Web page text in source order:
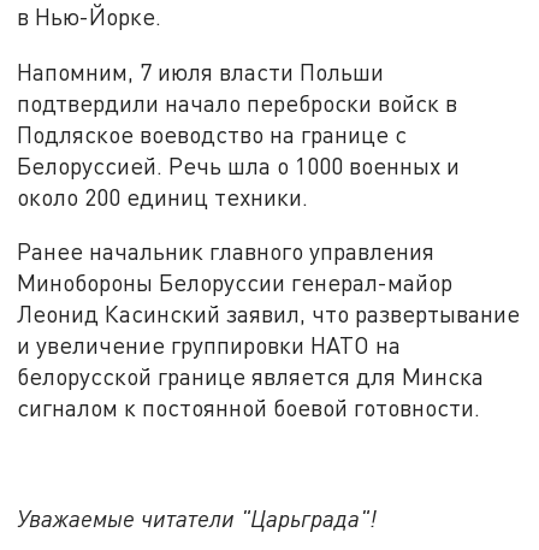
в Нью-Йорке.
Напомним, 7 июля власти Польши
подтвердили начало переброски войск в
Подляское воеводство на границе с
Белоруссией. Речь шла о 1000 военных и
около 200 единиц техники.
Ранее начальник главного управления
Минобороны Белоруссии генерал-майор
Леонид Касинский заявил, что развертывание
и увеличение группировки НАТО на
белорусской границе является для Минска
сигналом к постоянной боевой готовности.
Уважаемые читатели "Царьграда"!